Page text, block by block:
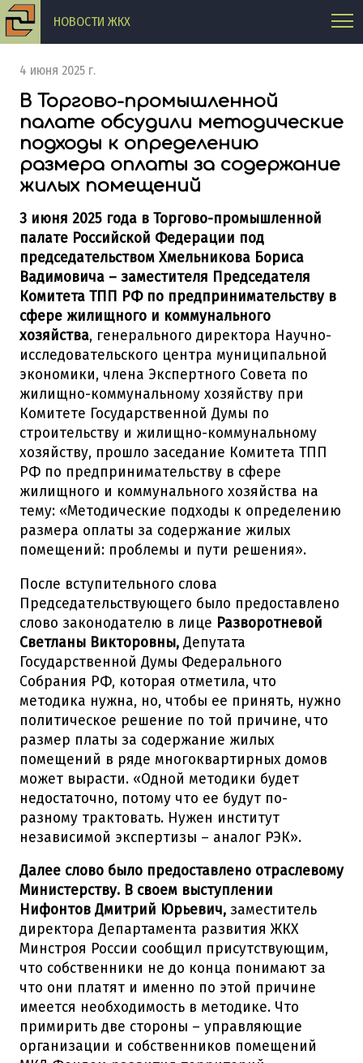
НОВОСТИ ЖКХ
4 июня 2025 г.
В Торгово-промышленной
палате обсудили методические
подходы к определению
размера оплаты за содержание
жилых помещений
3 июня 2025 года в Торгово-промышленной
палате Российской Федерации под
председательством Хмельникова Бориса
Вадимовича – заместителя Председателя
Комитета ТПП РФ по предпринимательству в
сфере жилищного и коммунального
хозяйства, генерального директора Научно-
исследовательского центра муниципальной
экономики, члена Экспертного Совета по
жилищно-коммунальному хозяйству при
Комитете Государственной Думы по
строительству и жилищно-коммунальному
хозяйству, прошло заседание Комитета ТПП
РФ по предпринимательству в сфере
жилищного и коммунального хозяйства на
тему: «Методические подходы к определению
размера оплаты за содержание жилых
помещений: проблемы и пути решения».
После вступительного слова
Председательствующего было предоставлено
слово законодателю в лице Разворотневой
Светланы Викторовны, Депутата
Государственной Думы Федерального
Собрания РФ, которая отметила, что
методика нужна, но, чтобы ее принять, нужно
политическое решение по той причине, что
размер платы за содержание жилых
помещений в ряде многоквартирных домов
может вырасти. «Одной методики будет
недостаточно, потому что ее будут по-
разному трактовать. Нужен институт
независимой экспертизы – аналог РЭК».
Далее слово было предоставлено отраслевому
Министерству. В своем выступлении
Нифонтов Дмитрий Юрьевич, заместитель
директора Департамента развития ЖКХ
Минстроя России сообщил присутствующим,
что собственники не до конца понимают за
что они платят и именно по этой причине
имеется необходимость в методике. Что
примирить две стороны – управляющие
организации и собственников помещений